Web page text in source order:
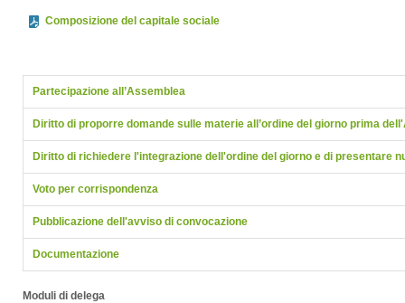
Composizione del capitale sociale
Partecipazione all’Assemblea
Diritto di proporre domande sulle materie all’ordine del giorno prima
Diritto di richiedere l'integrazione dell'ordine del giorno e di presentare
Voto per corrispondenza
Pubblicazione dell'avviso di convocazione
Documentazione
Moduli di delega